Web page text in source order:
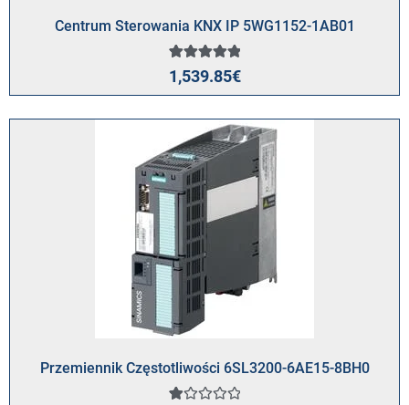
Centrum Sterowania KNX IP 5WG1152-1AB01
Oceniony
5.00
na 5 na
1
oceny
klienta
1,539.85€
Przemiennik Częstotliwości 6SL3200-6AE15-8BH0